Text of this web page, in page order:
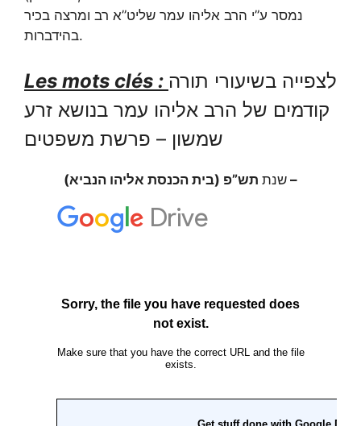
נמסר ע”י הרב אליהו עמר שליט”א רב ומרצה בכיר
בהידברות.
Les mots clés : לצפייה בשיעורי תורה
קודמים של הרב אליהו עמר בנושא זרע
שמשון – פרשת משפטים
שנת תש”פ (בית הכנסת אליהו הנביא) –